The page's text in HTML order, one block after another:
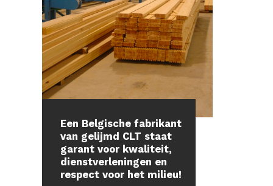
Een Belgische fabrikant
van gelijmd CLT staat
garant voor kwaliteit,
dienstverleningen en
respect voor het milieu!